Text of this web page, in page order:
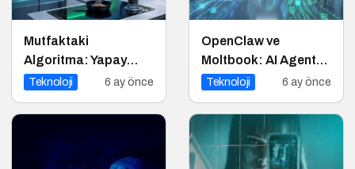
Mutfaktaki
Algoritma: Yapay
Zeka Gastronomiyi
Programlıyor?
Teknoloji 6 ay önce
OpenClaw ve
Moltbook: AI Agent
Ekonomisinin İlk
Teknoloji 6 ay önce